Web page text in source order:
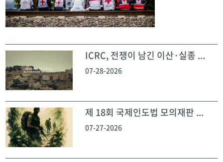
ICRC, 전쟁이 남긴 이산·실종 ...
07-28-2026
제 18회 국제인도법 모의재판 ...
07-27-2026